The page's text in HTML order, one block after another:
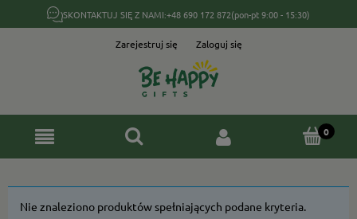
SKONTAKTUJ SIĘ Z NAMI:+48 690 172 872(pon-pt 9:00 - 15:30)
Zarejestruj się Zaloguj się
Nie znaleziono produktów spełniających podane kryteria.